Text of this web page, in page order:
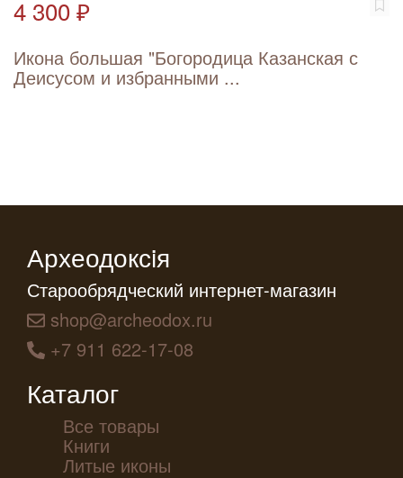
4 300 ₽
Икона большая "Богородица Казанская с
Деисусом и избранными ...
Археодоксiя
Старообрядческий интернет-магазин
shop@archeodox.ru
+7 911 622-17-08
Каталог
Все товары
Книги
Литые иконы